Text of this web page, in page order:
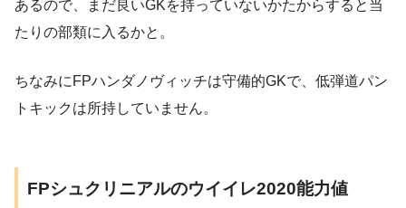
あるので、まだ良いGKを持っていないかたからすると当
たりの部類に入るかと。
ちなみにFPハンダノヴィッチは守備的GKで、低弾道パン
トキックは所持していません。
FPシュクリニアルのウイイレ2020能力値